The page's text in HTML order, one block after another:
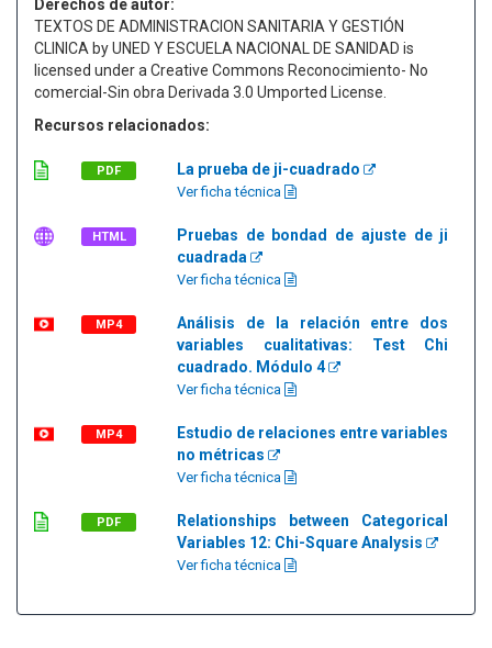
Derechos de autor:
TEXTOS DE ADMINISTRACION SANITARIA Y GESTIÓN
CLINICA by UNED Y ESCUELA NACIONAL DE SANIDAD is
licensed under a Creative Commons Reconocimiento- No
comercial-Sin obra Derivada 3.0 Umported License.
Recursos relacionados:
PDF La prueba de ji-cuadrado
Ver ficha técnica
HTML
Pruebas de bondad de ajuste de ji
cuadrada
Ver ficha técnica
MP4
Análisis de la relación entre dos
variables cualitativas: Test Chi
cuadrado. Módulo 4
Ver ficha técnica
MP4
Estudio de relaciones entre variables
no métricas
Ver ficha técnica
PDF
Relationships between Categorical
Variables 12: Chi-Square Analysis
Ver ficha técnica